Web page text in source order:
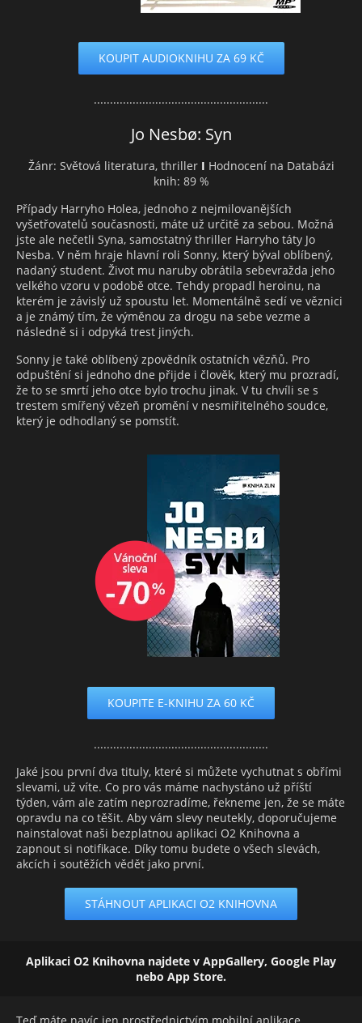
KOUPIT AUDIOKNIHU ZA 69 KČ
......................................................
Jo Nesbø: Syn
Žánr: Světová literatura, thriller I Hodnocení na Databázi
knih: 89 %
Případy Harryho Holea, jednoho z nejmilovanějších
vyšetřovatelů současnosti, máte už určitě za sebou. Možná
jste ale nečetli Syna, samostatný thriller Harryho táty Jo
Nesba. V něm hraje hlavní roli Sonny, který býval oblíbený,
nadaný student. Život mu naruby obrátila sebevražda jeho
velkého vzoru v podobě otce. Tehdy propadl heroinu, na
kterém je závislý už spoustu let. Momentálně sedí ve věznici
a je známý tím, že výměnou za drogu na sebe vezme a
následně si i odpyká trest jiných.
Sonny je také oblíbený zpovědník ostatních vězňů. Pro
odpuštění si jednoho dne přijde i člověk, který mu prozradí,
že to se smrtí jeho otce bylo trochu jinak. V tu chvíli se s
trestem smířený vězeň promění v nesmiřitelného soudce,
který je odhodlaný se pomstít.
KOUPITE E-KNIHU ZA 60 KČ
......................................................
Jaké jsou první dva tituly, které si můžete vychutnat s obřími
slevami, už víte. Co pro vás máme nachystáno už příští
týden, vám ale zatím neprozradíme, řekneme jen, že se máte
opravdu na co těšit. Aby vám slevy neutekly, doporučujeme
nainstalovat naši bezplatnou aplikaci O2 Knihovna a
zapnout si notifikace. Díky tomu budete o všech slevách,
akcích i soutěžích vědět jako první.
STÁHNOUT APLIKACI O2 KNIHOVNA
Aplikaci O2 Knihovna najdete v AppGallery, Google Play
nebo App Store.
Teď máte navíc jen prostřednictvím mobilní aplikace